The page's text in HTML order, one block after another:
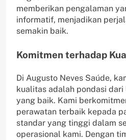
memberikan pengalaman
informatif, menjadikan
semakin baik.
Komitmen terhadap
Di Augusto Neves Saúde,
kualitas adalah pondasi
yang baik. Kami
perawatan terbaik kepada
standar yang tinggi dalam
operasional kami. Dengan